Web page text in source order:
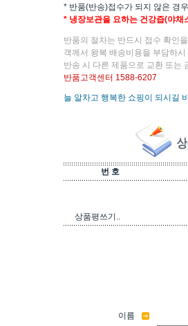
* 반품(반송)접수가 되지 않은 경
* 냉장보관을 요하는 건강즙(야
반품의 절차는 반드시 접수 확인
객께서 왕복 배송비용을 부담하
반송 시 다른 제품으로 교환 또는
반품고객센터 1588-6207
늘 알차고 행복한 쇼핑이 되시길
번 호
상품평쓰기..
이름